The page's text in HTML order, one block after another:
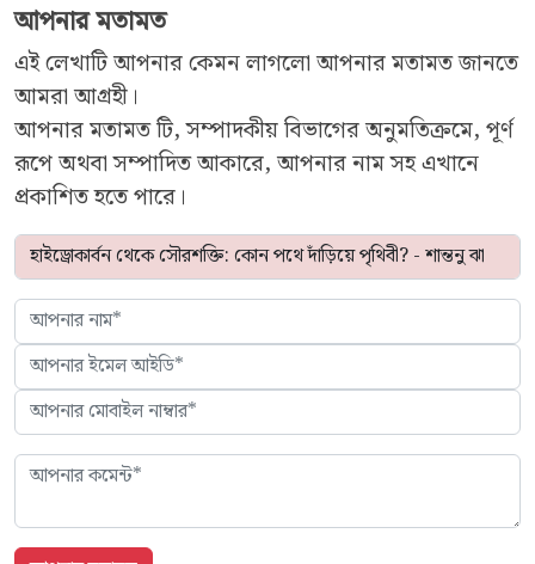
আপনার মতামত
এই লেখাটি আপনার কেমন লাগলো আপনার মতামত জানতে
আমরা আগ্রহী।
আপনার মতামত টি, সম্পাদকীয় বিভাগের অনুমতিক্রমে, পূর্ণ
রূপে অথবা সম্পাদিত আকারে, আপনার নাম সহ এখানে
প্রকাশিত হতে পারে।